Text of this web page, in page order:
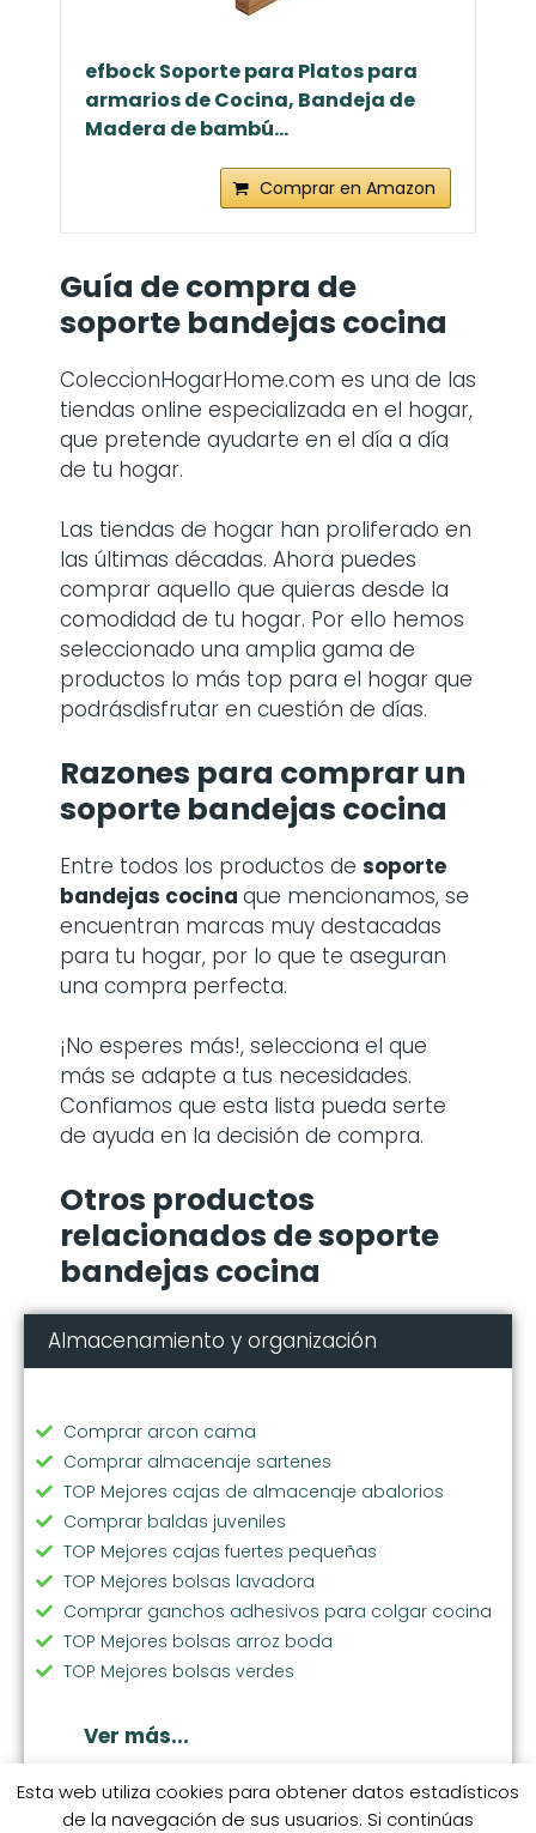
armarios de Cocina, Bandeja de
Madera de bambú...
Comprar en Amazon
Guía de compra de
soporte bandejas cocina
ColeccionHogarHome.com es una de las
tiendas online especializada en el hogar,
que pretende ayudarte en el día a día
de tu hogar.
Las tiendas de hogar han proliferado en
comprar aquello que quieras desde la
comodidad de tu hogar. Por ello hemos
productos lo más top para el hogar que
podrásdisfrutar en cuestión de días.
Razones para comprarun
soporte bandejas cocina
Entre todos los productos de soporte
bandejas cocina que mencionamos, se
encuentran marcas muy destacadas
para tu hogar, por lo que te aseguran
¡No esperes más!, selecciona el que
más se adapte a tus necesidades.
Confiamos que esta lista pueda serte
de ayuda en la decisión de compra.
relacionados de soporte
bandejas cocina
Almacenamiento y organización
Comprar arcon cama
Comprar almacenaje sartenes
TOP Mejores cajas de almacenaje abalorios
TOP Mejores cajas fuertes pequeñas
Comprar ganchos adhesivos para colgar cocina
Esta web utiliza cookies para obtener datos estadísticos
de la navegación de sus usuarios. Si continúas